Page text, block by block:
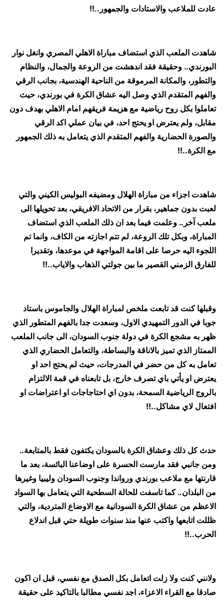
عادت للملاعب والاستادات والجمهور..!!
شاهدت الملعب الذي استضاف مباراة الاهلي المصري وانغل نوار
البورندي.. وحقيقة فقد اندهشت من الروعة والجمال، والنظام
والتطور، والمكانة المرموقة من الناحية الهندسية، بجانب الرقي
والفهم المتقدم الذي وصل اليه عشاق الكرة في بورندي، حيث
تعاملوا بكل روح رياضية مع هزيمة فريقهم امام الاهلي بهدف دون
مقابل، ولم يعترض او يحتج احد، في بيان عملي اكد الرقي
والصورة الحضارية والفهم المتقدم الذي يتعامل به ذلك الجمهور
مع الكرة..!!
شاهدت اجزاء من مباراة الهلال ومضيفه البوليس الكيني والتي
لعبت بدون جماهير، بقرار من الاتحاد الافريقي، بعد تحويلها الى
ملعب آخر.. وعلمت فيما بعد ان ذلك الملعب الذي استضاف
المباراة، وبكل تلك الروعة، لم تتم اجازته من الكاف، وانما تم
اللجوء اليه حرصا على اقامة المواجهة في موعدها، وتقديرا
للفارق الزمني القصير ما بين جولتي الذهاب والاياب..!!
وقبلها كنت قد تابعت ملخص لمباراة الهلال والجاموس باستاد
جوبا في الدور التمهيدي الاول، وسعدت جدا بالفهم المتطور الذي
ظهر به مشجع الكرة في دولة جنوب السودان، الى جانب الملعب
الممتاز الذي تميز بالاناقة والبساطة، والتعامل الحضاري الذي
تعامل به كل من حضر في المدرجات، حيث لم يحتج احد او
يعترض او يأتي باي تصرف خارج، بل تابعناه في قمة الالتزام
بالروج الرياضية السمحة، بدون اي احتاجاجات او اعتراضات او
افتعال لاي مشاكل..!!
حدث كل ذلك وعشاق الكرة بالسودان يكتفون فقط بالمتابعة..
ومن جانبي فقد مارست الحسرة على اوضاعنا البائسة، بعد ما
قارنتها مع ملاعب بورندي ورواندا وجنوب السودان وليبيا وغيرها
من البلدان.. كما تاسفت للحالة السطحية التي يتعامل بها السواد
الاعظم من عشاق الكرة السودانية مع الاوضاع المتردية، والتي
ظللت اتابعها واكتب عنها منذ سنوات طويلة حتي قبل اندلاع
الحرب..!!
ولانني كنت ولا زلت اتعامل بكل الصدق مع نفسي، قبل ان اكون
صادقا مع القراء الاعزاء، اجد نفسي مطالبا بالتاكيد على حقيقة